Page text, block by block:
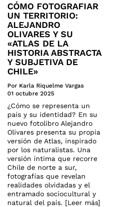
CÓMO FOTOGRAFIAR
UN TERRITORIO:
ALEJANDRO
OLIVARES Y SU
«ATLAS DE LA
HISTORIA ABSTRACTA
Y SUBJETIVA DE
CHILE»
Por Karla Riquelme Vargas
01 octubre 2025
¿Cómo se representa un
país y su identidad? En su
nuevo fotolibro Alejandro
Olivares presenta su propia
versión de Atlas, inspirado
por los naturalistas. Una
versión íntima que recorre
Chile de norte a sur,
fotografías que revelan
realidades olvidadas y el
entramado sociocultural y
natural del país. [Leer más]